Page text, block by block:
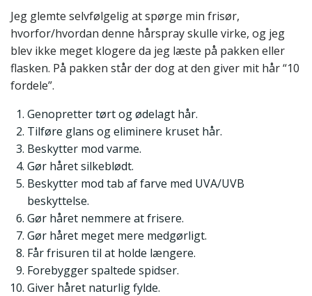
Jeg glemte selvfølgelig at spørge min frisør,
hvorfor/hvordan denne hårspray skulle virke, og jeg
blev ikke meget klogere da jeg læste på pakken eller
flasken. På pakken står der dog at den giver mit hår “10
fordele”.
Genopretter tørt og ødelagt hår.
Tilføre glans og eliminere kruset hår.
Beskytter mod varme.
Gør håret silkeblødt.
Beskytter mod tab af farve med UVA/UVB
beskyttelse.
Gør håret nemmere at frisere.
Gør håret meget mere medgørligt.
Får frisuren til at holde længere.
Forebygger spaltede spidser.
Giver håret naturlig fylde.